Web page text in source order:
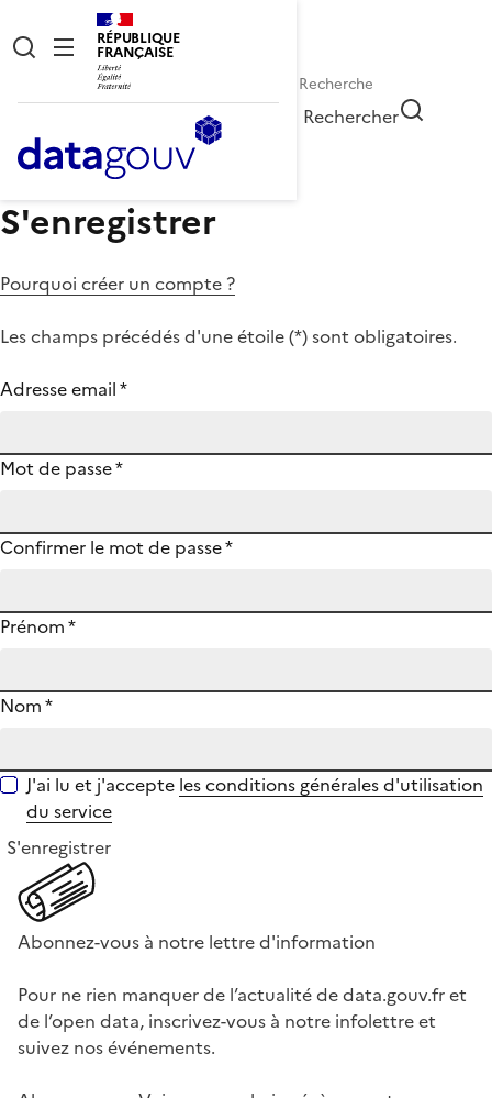
RÉPUBLIQUE
FRANÇAISE
Rechercher
S'enregistrer
Pourquoi créer un compte ?
Les champs précédés d'une étoile (*) sont obligatoires.
Adresse email*
Mot de passe*
Confirmer le mot de passe*
Prénom*
Nom*
J'ai lu et j'accepte les conditions générales d'utilisation
du service
S'enregistrer
Abonnez-vous à notre lettre d'information
Pour ne rien manquer de l’actualité de data.gouv.fr et
de l’open data, inscrivez-vous à notre infolettre et
suivez nos événements.